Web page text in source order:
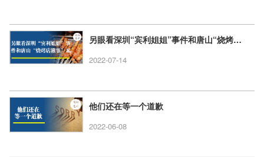
另眼看深圳“宾利姐姐”事件和唐山“烧烤店滋事”案
2022-07-14
他们还在等一个道歉
2022-06-08